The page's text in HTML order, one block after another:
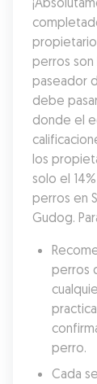
perros son
paseador
debe
donde el
los
solo el
perros en
Gudog.
perros
perro.
Cada